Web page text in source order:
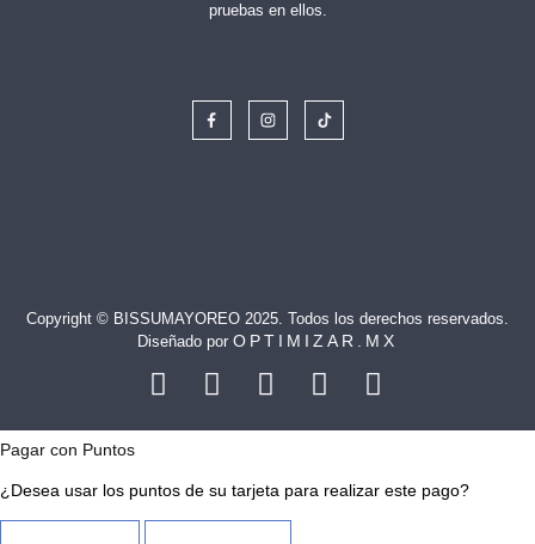
pruebas en ellos.
Copyright © BISSUMAYOREO 2025. Todos los derechos reservados.
Diseñado por OPTIMIZAR.MX
Pagar con Puntos
¿Desea usar los puntos de su tarjeta para realizar este pago?